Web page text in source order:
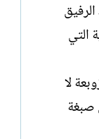
التي
لا
صبغة